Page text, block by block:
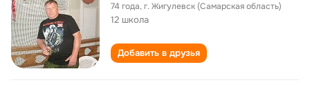
74 года,г. Жигулевск (Самарская область)
12 школа
Добавить в друзья